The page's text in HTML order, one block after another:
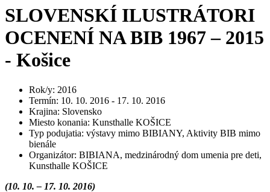
SLOVENSKÍ ILUSTRÁTORI
OCENENÍ NA BIB 1967 – 2015
- Košice
Rok/y: 2016
Termín: 10. 10. 2016 - 17. 10. 2016
Krajina: Slovensko
Miesto konania: Kunsthalle KOŠICE
Typ podujatia: výstavy mimo BIBIANY, Aktivity BIB mimo
bienále
Organizátor: BIBIANA, medzinárodný dom umenia pre deti,
Kunsthalle KOŠICE
(10. 10. – 17. 10. 2016)